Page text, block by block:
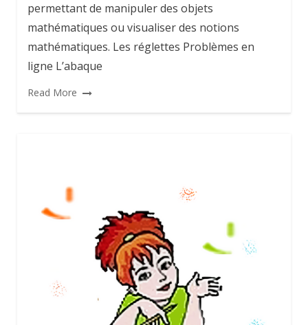
permettant de manipuler des objets
mathématiques ou visualiser des notions
mathématiques. Les réglettes Problèmes en
ligne L’abaque
Read More